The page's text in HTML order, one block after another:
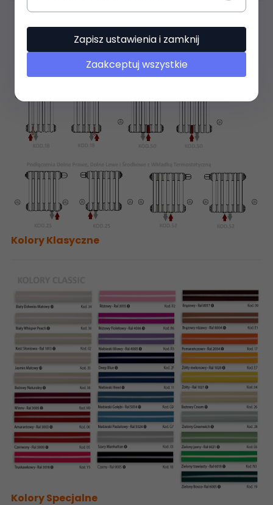
Kolory Klasyczne
Kolory Specjalne
Zapisz ustawienia i zamknij
Zaakceptuj wszystkie